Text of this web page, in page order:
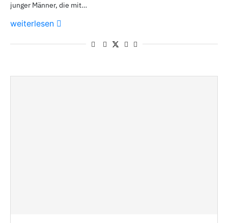
junger Männer, die mit…
weiterlesen